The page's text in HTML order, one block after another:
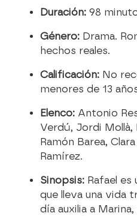
Duración: 98
Género: Drama.
hechos reales.
Calificación: No
menores de 13
Elenco: Antonio
Verdú, Jordi Mollà,
Ramón Barea,
Ramírez.
Sinopsis: Rafael es
que lleva una vida
día auxilia a